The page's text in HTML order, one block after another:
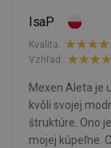
IsaP
Kvalita:
Vzhľad:
Mexen Aleta je
kvôli svojej
štruktúre. Ono
mojej kúpeľne.